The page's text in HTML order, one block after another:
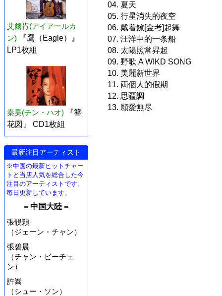
艾爾肯(アイアールカ
ン)
『鷹（Eagle）』
LP1枚組
秦昊(チン・ハオ)
『簪
花図』 CD1枚組
最新注目アーティスト
※中国の最新ヒットチャー
トと当店人気を総合した今
注目のアーティストです。
毎日更新しています。
= 中国大陸 =
張靚穎
（ジェーン・チャン）
張碧晨
（チャン・ビーチェ
ン）
許嵩
（シュー・ソン）
04. 夏天
05. 行星消失的夜空
06. 戴着鐐[金考]起舞
07. 汪洋中的一条船
08. 太陽照常昇起
09. 野歌 A WIKD SONG
10. 美麗新世界
11. 両個人的假期
12. 思疆調
13. 願愛無尽